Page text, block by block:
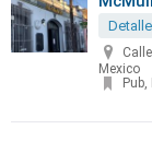
Mexico